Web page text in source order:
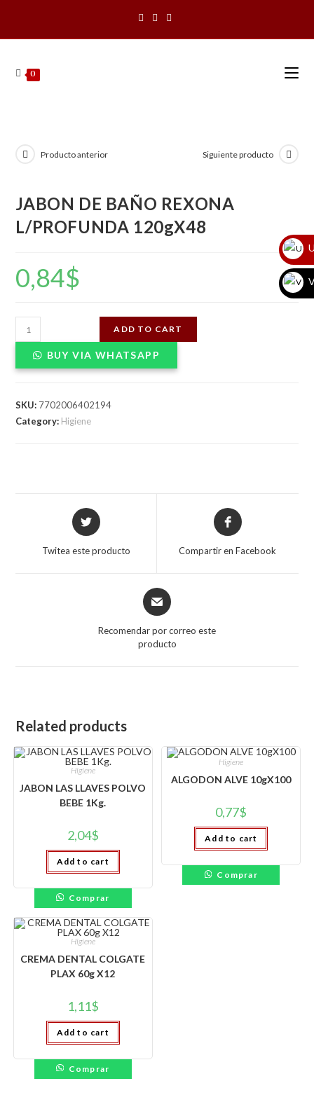
contenido
0
Producto anterior Siguiente producto
JABON DE BAÑO REXONA
L/PROFUNDA 120gX48
0,84$
JABON
DE
BAÑO
120gX48
quantity
ADD TO CART
BUY VIA WHATSAPP
SKU: 7702006402194
Category: Higiene
Opens
in
Twitea este producto
Opens
in
Compartir en Facebook
Opens
in
new
Recomendar por correo este
producto
Related products
Higiene
JABON LAS LLAVES POLVO
BEBE 1Kg.
2,04$
Add to cart
Comprar
Higiene
ALGODON ALVE 10gX100
0,77$
Add to cart
Comprar
Higiene
CREMA DENTAL COLGATE
PLAX 60g X12
1,11$
Add to cart
Comprar